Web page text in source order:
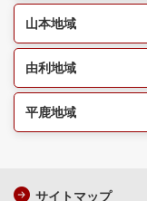
山本地域
由利地域
平鹿地域
サイトマップ